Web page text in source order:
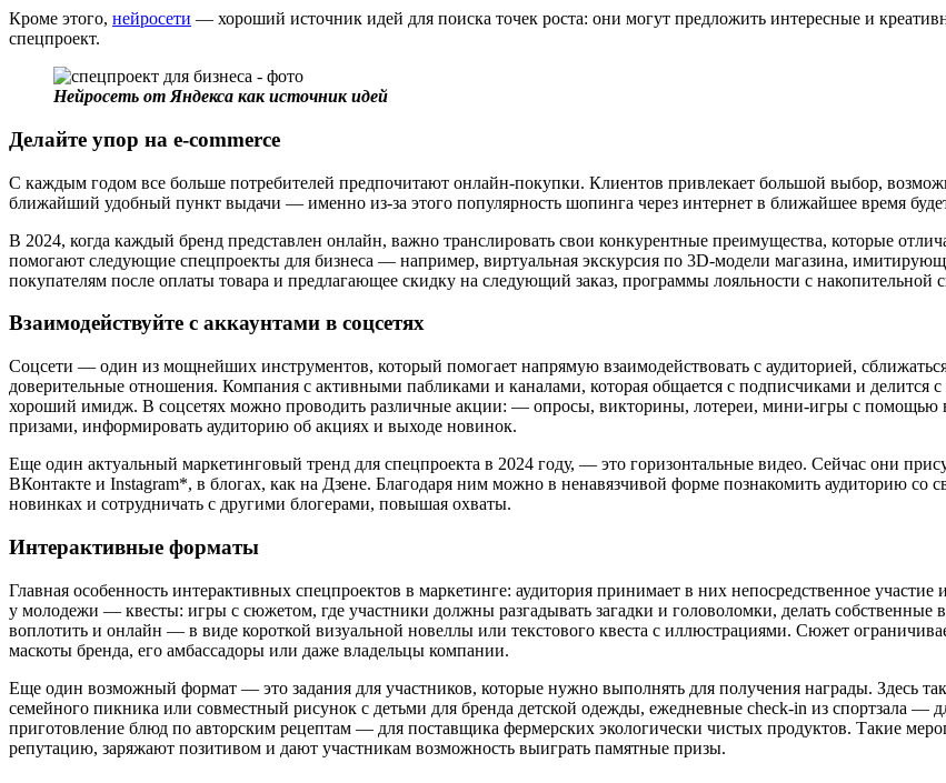
Кроме этого, нейросети — хороший источник идей для поиска точек роста: они могут предложить интересные и
спецпроект.
Нейросеть от Яндекса как источник идей
Делайте упор на e-commerce
С каждым годом все больше потребителей предпочитают онлайн-покупки. Клиентов привлекает большой выбор,
ближайший удобный пункт выдачи — именно из-за этого популярность шопинга через интернет в ближайшее время
В 2024, когда каждый бренд представлен онлайн, важно транслировать свои конкурентные преимущества, которые
помогают следующие спецпроекты для бизнеса — например, виртуальная экскурсия по 3D-модели магазина,
покупателям после оплаты товара и предлагающее скидку на следующий заказ, программы лояльности с накопительной
Взаимодействуйте с аккаунтами в соцсетях
Соцсети — один из мощнейших инструментов, который помогает напрямую взаимодействовать с аудиторией,
доверительные отношения. Компания с активными пабликами и каналами, которая общается с подписчиками и
хороший имидж. В соцсетях можно проводить различные акции: — опросы, викторины, лотереи, мини-игры с помощью
призами, информировать аудиторию об акциях и выходе новинок.
Еще один актуальный маркетинговый тренд для спецпроекта в 2024 году, — это горизонтальные видео. Сейчас они
ВКонтакте и Instagram*, в блогах, как на Дзене. Благодаря ним можно в ненавязчивой форме познакомить аудиторию
новинках и сотрудничать с другими блогерами, повышая охваты.
Интерактивные форматы
Главная особенность интерактивных спецпроектов в маркетинге: аудитория принимает в них непосредственное
у молодежи — квесты: игры с сюжетом, где участники должны разгадывать загадки и головоломки, делать
воплотить и онлайн — в виде короткой визуальной новеллы или текстового квеста с иллюстрациями. Сюжет
маскоты бренда, его амбассадоры или даже владельцы компании.
Еще один возможный формат — это задания для участников, которые нужно выполнять для получения награды. Здесь
семейного пикника или совместный рисунок с детьми для бренда детской одежды, ежедневные check-in из спортзала —
приготовление блюд по авторским рецептам — для поставщика фермерских экологически чистых продуктов. Такие
репутацию, заряжают позитивом и дают участникам возможность выиграть памятные призы.